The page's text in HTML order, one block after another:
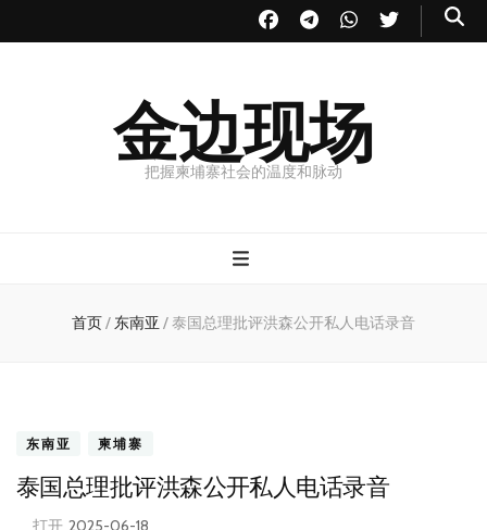
金边现场
把握柬埔寨社会的温度和脉动
首页/ 东南亚 /泰国总理批评洪森公开私人电话录音
东南亚 柬埔寨
泰国总理批评洪森公开私人电话录音
打开 2025-06-18